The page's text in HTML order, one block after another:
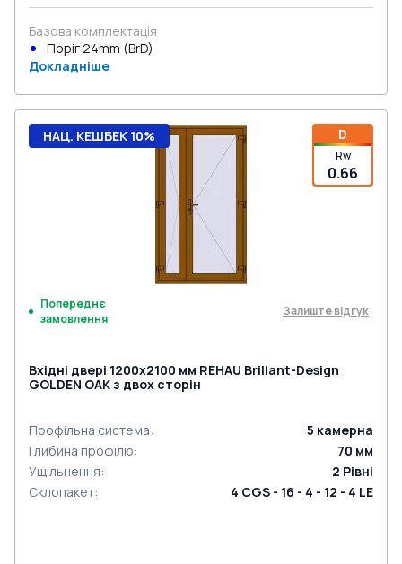
Базова комплектація
Поріг 24mm (BrD)
Докладніше
D
Rw
0.66
НАЦ. КЕШБЕК 10%
Попереднє
замовлення
Залиште відгук
Вхідні двері 1200x2100 мм REHAU Brillant-Design
GOLDEN OAK з двох сторін
Профільна система: 5 камерна
Глибина профілю: 70 мм
Ущільнення: 2 Рівні
Склопакет: 4 CGS - 16 - 4 - 12 - 4 LE